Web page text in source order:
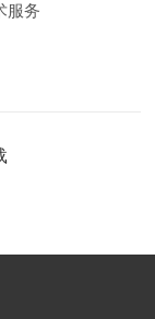
服务